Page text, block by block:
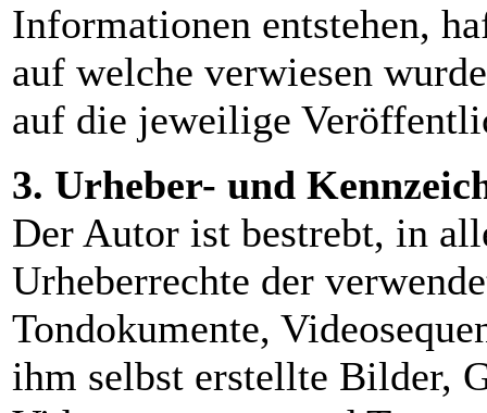
Informationen entstehen,
auf welche verwiesen
auf die jeweilige
3. Urheber- und
Der Autor ist bestrebt, in
Urheberrechte der
Tondokumente,
ihm selbst erstellte Bilder,